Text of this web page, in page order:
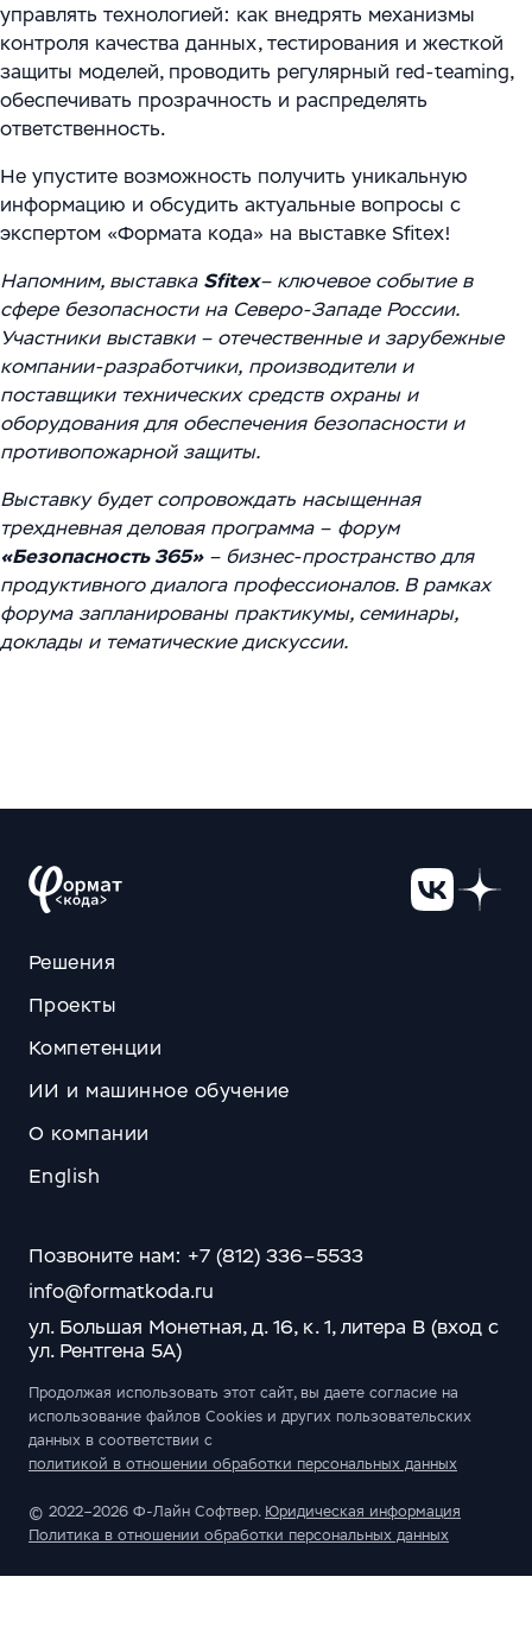
международной логистике и транспорте
управлять технологией: как внедрять механизмы
контроля качества данных, тестирования и жесткой
защиты моделей, проводить регулярный red-teaming,
обеспечивать прозрачность и распределять
ответственность.
Не упустите возможность получить уникальную
информацию и обсудить актуальные вопросы с
экспертом «Формата кода» на выставке Sfitex!
Напомним, выставка Sfitex– ключевое событие в
сфере безопасности на Северо-Западе России.
Участники выставки – отечественные и зарубежные
компании-разработчики, производители и
поставщики технических средств охраны и
оборудования для обеспечения безопасности и
противопожарной защиты.
Выставку будет сопровождать насыщенная
трехдневная деловая программа – форум
«Безопасность365» – бизнес-пространство для
продуктивного диалога профессионалов. В рамках
форума запланированы практикумы, семинары,
доклады и тематические дискуссии.
Решения
Проекты
Компетенции
ИИ и машинное обучение
О компании
English
Позвоните нам: +7 (812) 336–5533
info@formatkoda.ru
ул. Большая Монетная, д. 16, к. 1, литера В (вход с
ул. Рентгена 5А)
Продолжая использовать этот сайт, вы даете согласие на
использование файлов Cookies и других пользовательских
данных в соответствии с
политикой в отношении обработки персональных данных
© 2022–2026 Ф-Лайн Софтвер. Юридическая информация
Политика в отношении обработки персональных данных